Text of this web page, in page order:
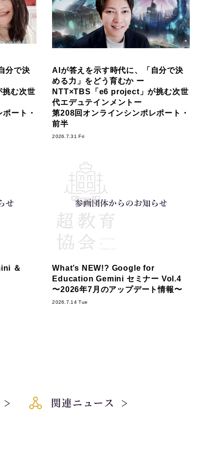
分で決
む次世
ート・
AIが答えを示す時代に、「自分で決
める力」をどう育むか ー
NTT×TBS「e6 project」が挑む次世
代エデュテインメントー
第208回オンラインシンポレポート・
前半
2026.7.31 Fri
＆
What’s NEW!? Google for
Education Gemini セミナー Vol.4
〜2026年7月のアップデート情報〜
2026.7.14 Tue
関連ニュース